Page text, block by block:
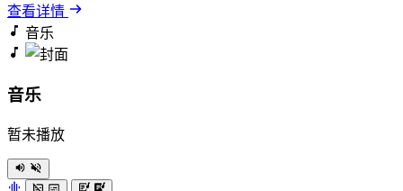
查看详情
音乐
音乐
暂未播放